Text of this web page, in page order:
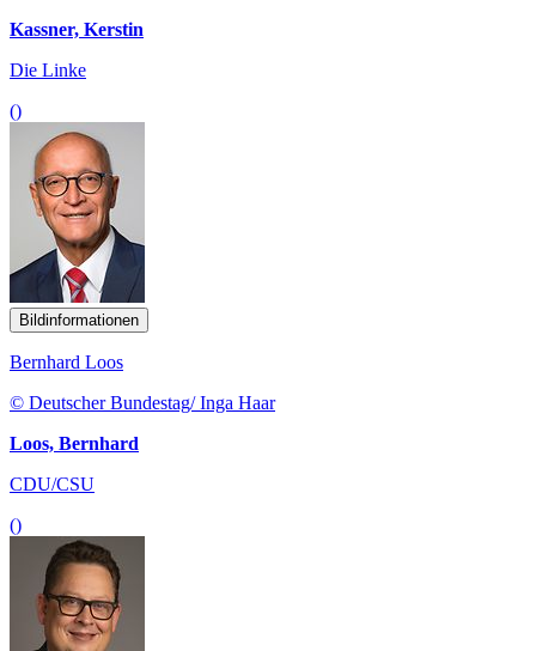
Kassner, Kerstin
Die Linke
()
Bildinformationen
Bernhard Loos
© Deutscher Bundestag/ Inga Haar
Loos, Bernhard
CDU/CSU
()